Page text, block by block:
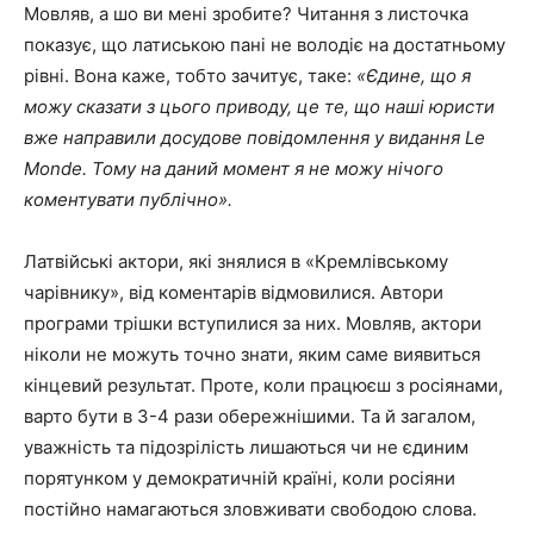
Мовляв, а шо ви мені зробите? Читання з листочка
показує, що латиською пані не володіє на достатньому
рівні. Вона каже, тобто зачитує, таке: «Єдине, що я
можу сказати з цього приводу, це те, що наші юристи
вже направили досудове повідомлення у видання Le
Monde. Тому на даний момент я не можу нічого
коментувати публічно».
Латвійські актори, які знялися в «Кремлівському
чарівнику», від коментарів відмовилися. Автори
програми трішки вступилися за них. Мовляв, актори
ніколи не можуть точно знати, яким саме виявиться
кінцевий результат. Проте, коли працюєш з росіянами,
варто бути в 3-4 рази обережнішими. Та й загалом,
уважність та підозрілість лишаються чи не єдиним
порятунком у демократичній країні, коли росіяни
постійно намагаються зловживати свободою слова.